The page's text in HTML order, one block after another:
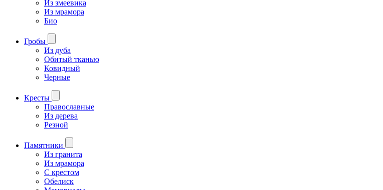
Из змеевика
Из мрамора
Био
Гробы
Из дуба
Обитый тканью
Ковидный
Черные
Кресты
Православные
Из дерева
Резной
Памятники
Из гранита
Из мрамора
С крестом
Обелиск